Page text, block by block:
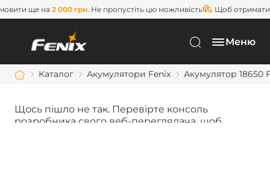
ще на 2 000 грн. Не пропустіть цю можливість! Щоб отримати
Меню
Каталог Акумулятори Fenix Акумулятор 18650
Щось пішло не так. Перевірте консоль
розробника свого веб-переглядача, щоб